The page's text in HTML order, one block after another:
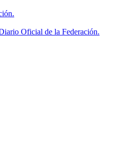
Oficial de la Federación.